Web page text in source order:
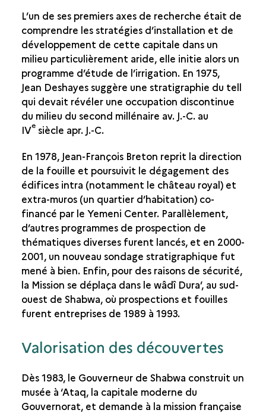
L’un de ses premiers axes de recherche était de
comprendre les stratégies d’installation et de
développement de cette capitale dans un
milieu particulièrement aride, elle initie alors un
programme d’étude de l’irrigation. En 1975,
Jean Deshayes suggère une stratigraphie du tell
qui devait révéler une occupation discontinue
du milieu du second millénaire av. J.-C. au
IVesiècle apr. J.-C.
En 1978, Jean-François Breton reprit la direction
de la fouille et poursuivit le dégagement des
édifices intra (notamment le château royal) et
extra-muros (un quartier d’habitation) co-
financé par le Yemeni Center. Parallèlement,
d’autres programmes de prospection de
thématiques diverses furent lancés, et en 2000-
2001, un nouveau sondage stratigraphique fut
mené à bien. Enfin, pour des raisons de sécurité,
la Mission se déplaça dans le wâdî Dura’, au sud-
ouest de Shabwa, où prospections et fouilles
furent entreprises de 1989 à 1993.
Valorisation des découvertes
Dès 1983, le Gouverneur de Shabwa construit un
musée à ‘Ataq, la capitale moderne du
Gouvernorat, et demande à la mission française